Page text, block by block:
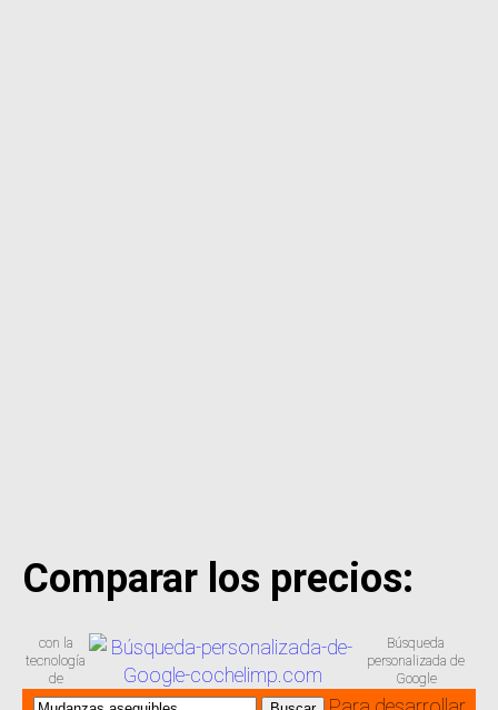
Comparar los precios:
con la
tecnología
de
Búsqueda
personalizada de
Google